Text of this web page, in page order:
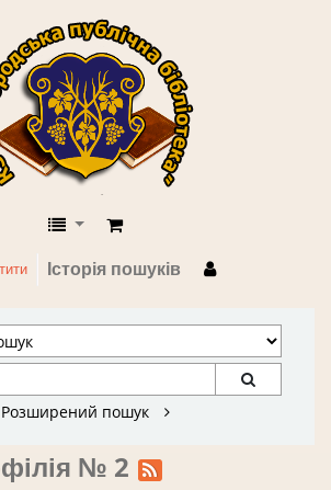
КЗ "Ужгородська публічна
Історія пошуків
Розширений пошук
філія № 2